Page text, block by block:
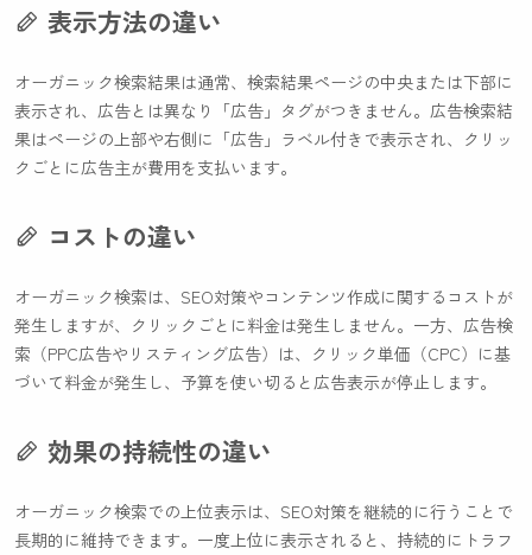
表示方法の違い
オーガニック検索結果は通常、検索結果ページの中央または下部に
表示され、広告とは異なり「広告」タグがつきません。広告検索結
果はページの上部や右側に「広告」ラベル付きで表示され、クリッ
クごとに広告主が費用を支払います。
コストの違い
オーガニック検索は、SEO対策やコンテンツ作成に関するコストが
発生しますが、クリックごとに料金は発生しません。一方、広告検
索（PPC広告やリスティング広告）は、クリック単価（CPC）に基
づいて料金が発生し、予算を使い切ると広告表示が停止します。
効果の持続性の違い
オーガニック検索での上位表示は、SEO対策を継続的に行うことで
長期的に維持できます。一度上位に表示されると、持続的にトラフ